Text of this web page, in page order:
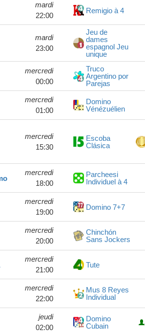
mardi
22:00
Remigio à 4
mardi
23:00
Jeu de
dames
espagnol Jeu
unique
mercredi
00:00
Truco
Argentino por
Parejas
mercredi
01:00
Domino
Vénézuélien
mercredi
15:30
Escoba
Clásica
mercredi
18:00
Parcheesi
Individuel à 4
mercredi
19:00
Domino 7+7
mercredi
20:00
Chinchón
Sans Jockers
mercredi
21:00
Tute
mercredi
22:00
Mus 8 Reyes
Individual
jeudi
02:00
Domino
Cubain